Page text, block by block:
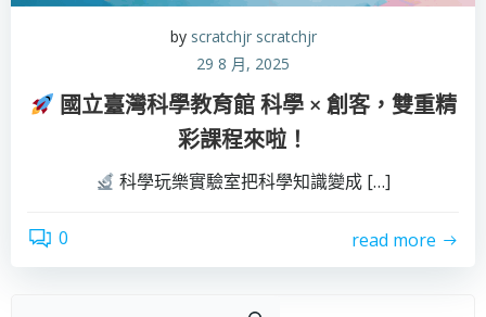
by scratchjr scratchjr
29 8 月, 2025
國立臺灣科學教育館 科學 × 創客，雙重精
彩課程來啦！
科學玩樂實驗室把科學知識變成 […]
0 read more